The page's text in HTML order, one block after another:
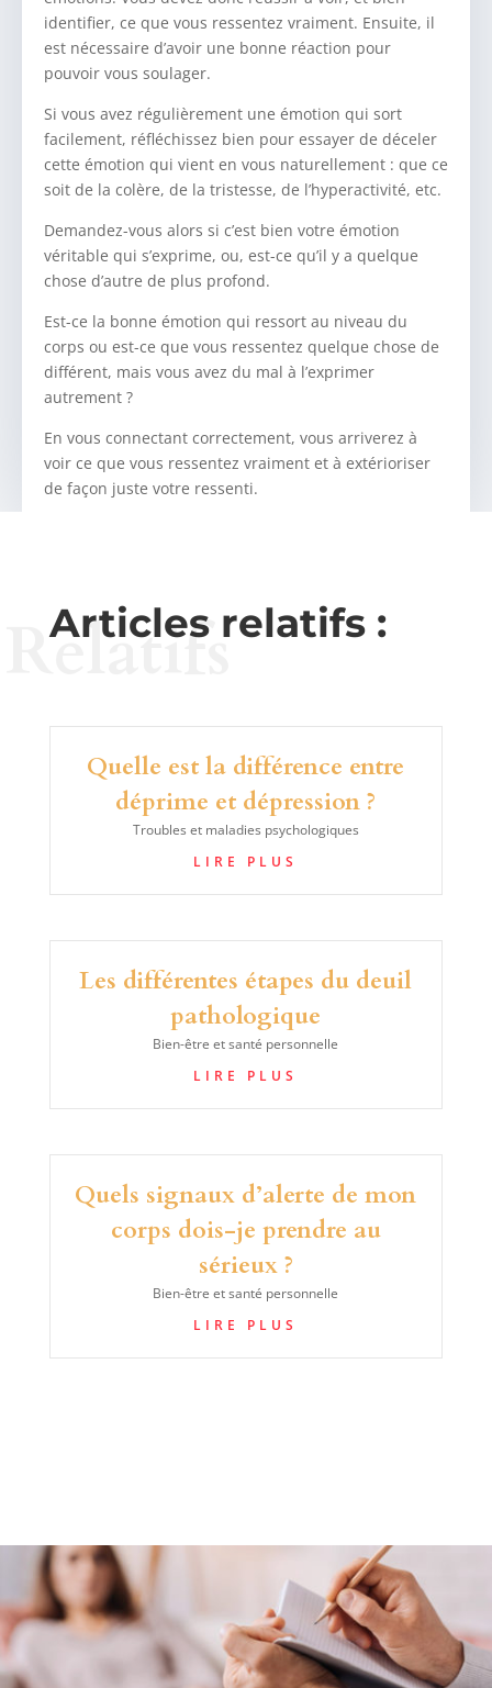
identifier, ce que vous ressentez vraiment. Ensuite, il
est nécessaire d’avoir une bonne réaction pour
pouvoir vous soulager.
Si vous avez régulièrement une émotion qui sort
facilement, réfléchissez bien pour essayer de déceler
cette émotion qui vient en vous naturellement : que ce
soit de la colère, de la tristesse, de l’hyperactivité, etc.
Demandez-vous alors si c’est bien votre émotion
véritable qui s’exprime, ou, est-ce qu’il y a quelque
chose d’autre de plus profond.
Est-ce la bonne émotion qui ressort au niveau du
corps ou est-ce que vous ressentez quelque chose de
différent, mais vous avez du mal à l’exprimer
autrement ?
En vous connectant correctement, vous arriverez à
voir ce que vous ressentez vraiment et à extérioriser
de façon juste votre ressenti.
Articles relatifs :
Relatifs
Quelle est la différence entre
déprime et dépression ?
Troubles et maladies psychologiques
LIRE PLUS
Les différentes étapes du deuil
pathologique
Bien-être et santé personnelle
LIRE PLUS
Quels signaux d’alerte de mon
corps dois-je prendre au
sérieux ?
Bien-être et santé personnelle
LIRE PLUS